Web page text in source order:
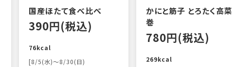
国産ほたて食べ比べ
390円(税込)
76kcal
[8/5(水)～8/30(日)
かにと筋子 とろたく高菜
巻
780円(税込)
269kcal